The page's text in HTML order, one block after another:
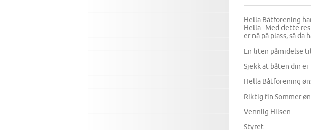
Hella Båtforening
Hella . Med dette
er nå på plass, så da
En liten påmidelse
Sjekk at båten din
Hella Båtforening
Riktig fin Sommer
Vennlig Hilsen
Styret.